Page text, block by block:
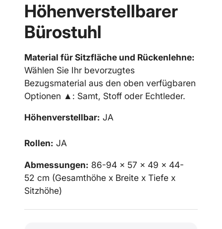
Höhenverstellbarer
Bürostuhl
Material für Sitzfläche und Rückenlehne:
Wählen Sie Ihr bevorzugtes
Bezugsmaterial aus den oben verfügbaren
Optionen ▲: Samt, Stoff oder Echtleder.
Höhenverstellbar: JA
Rollen: JA
Abmessungen: 86-94 x 57 x 49 x 44-
52 cm (Gesamthöhe x Breite x Tiefe x
Sitzhöhe)